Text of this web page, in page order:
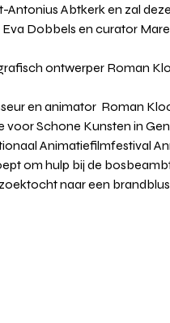
Abtkerk en zal
Dobbels en curator
ontwerper Roman
en animator  Roman
Schone Kunsten in
Animatiefilmfestival
om hulp bij de
naar een